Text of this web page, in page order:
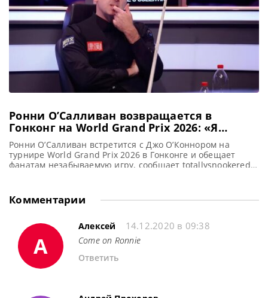
Ронни О’Салливан возвращается в
Гонконг на World Grand Prix 2026: «Я
привезу свой кий и покажу лучшую игру»
Ронни О’Салливан встретится с Джо О’Коннором на
турнире World Grand Prix 2026 в Гонконге и обещает
фанатам незабываемую игру, сообщает totallysnookered В
пообещав продемонстрировать свою лучшую форму. В
своем обращении в социальных сетях, адресованном
Комментарии
А
Алексей 14.12.2020 в 09:38
Come on Ronnie
Ответить